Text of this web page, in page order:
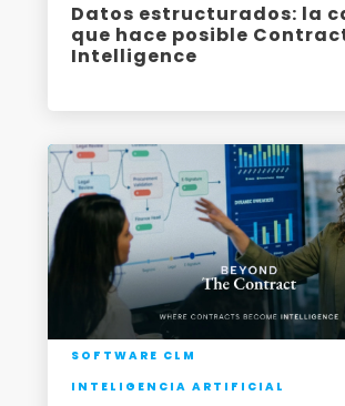
Datos estructurados: la
que hace posible
Intelligence
SOFTWARE CLM
INTELIGENCIA ARTIFICIAL